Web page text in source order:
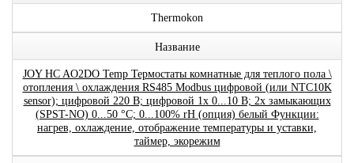
Thermokon
Название
JOY HC AO2DO Temp Термостаты комнатные для теплого пола \
отопления \ охлаждения RS485 Modbus цифровой (или NTC10K
sensor); цифровой 220 В; цифровой 1x 0...10 В; 2x замыкающих
(SPST-NO) 0...50 °C; 0...100% rH (опция) белый Функции:
нагрев, охлаждение, отображение температуры и уставки,
таймер, экорежим